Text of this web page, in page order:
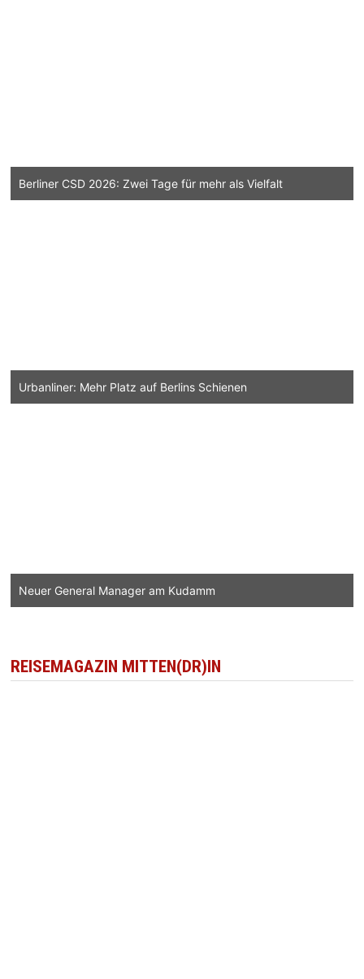
Berliner CSD 2026: Zwei Tage für mehr als Vielfalt
Urbanliner: Mehr Platz auf Berlins Schienen
Neuer General Manager am Kudamm
REISEMAGAZIN MITTEN(DR)IN